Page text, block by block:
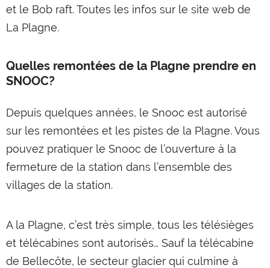
et le Bob raft. Toutes les infos sur le site web de
La Plagne.
Quelles remontées de la Plagne prendre en
SNOOC?
Depuis quelques années, le Snooc est autorisé
sur les remontées et les pistes de la Plagne. Vous
pouvez pratiquer le Snooc de l’ouverture à la
fermeture de la station dans l’ensemble des
villages de la station.
A la Plagne, c’est très simple, tous les télésièges
et télécabines sont autorisés… Sauf la télécabine
de Bellecôte, le secteur glacier qui culmine à